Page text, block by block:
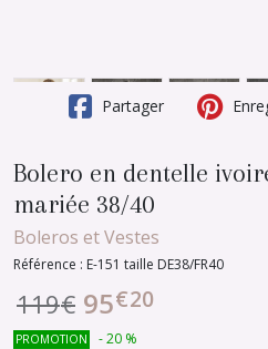
Partager
Bolero en dentelle
mariée 38/40
Boleros et Vestes
Référence : E-151 taille DE38/FR40
119€ 95€20
PROMOTION -20 %